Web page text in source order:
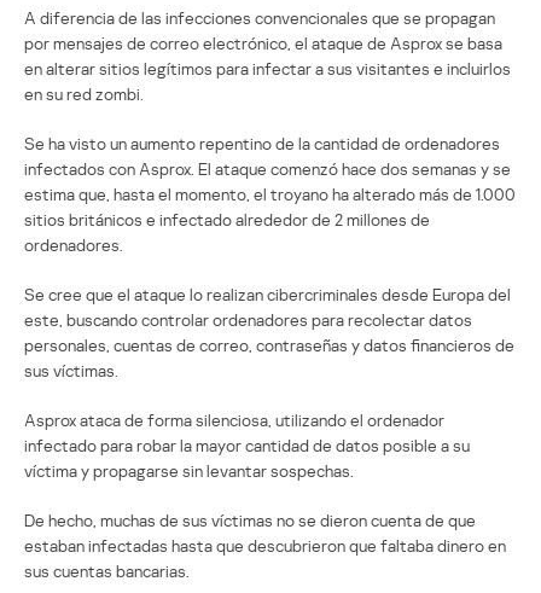
A diferencia de las infecciones convencionales que se propagan
por mensajes de correo electrónico, el ataque de Asprox se basa
en alterar sitios legítimos para infectar a sus visitantes e incluirlos
en su red zombi.
Se ha visto un aumento repentino de la cantidad de ordenadores
infectados con Asprox. El ataque comenzó hace dos semanas y se
estima que, hasta el momento, el troyano ha alterado más de 1.000
sitios británicos e infectado alrededor de 2 millones de
ordenadores.
Se cree que el ataque lo realizan cibercriminales desde Europa del
este, buscando controlar ordenadores para recolectar datos
personales, cuentas de correo, contraseñas y datos financieros de
sus víctimas.
Asprox ataca de forma silenciosa, utilizando el ordenador
infectado para robar la mayor cantidad de datos posible a su
víctima y propagarse sin levantar sospechas.
De hecho, muchas de sus víctimas no se dieron cuenta de que
estaban infectadas hasta que descubrieron que faltaba dinero en
sus cuentas bancarias.